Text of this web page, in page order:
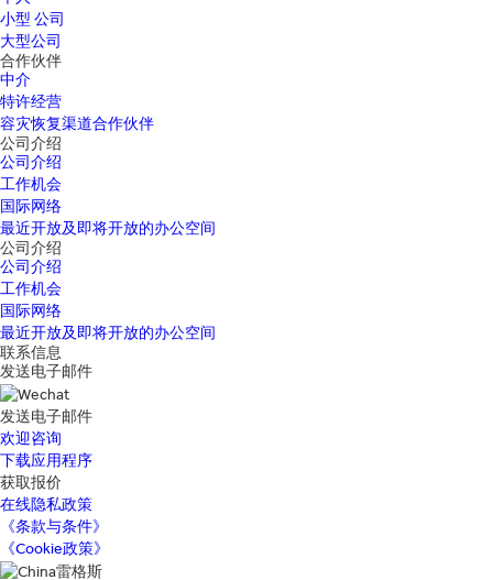
小型 公司
大型公司
合作伙伴
中介
特许经营
容灾恢复渠道合作伙伴
公司介绍
公司介绍
工作机会
国际网络
最近开放及即将开放的办公空间
公司介绍
公司介绍
工作机会
国际网络
最近开放及即将开放的办公空间
联系信息
发送电子邮件
发送电子邮件
欢迎咨询
下载应用程序
获取报价
在线隐私政策
《条款与条件》
《Cookie政策》